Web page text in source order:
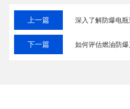
上一篇 深入了解防爆电
下一篇 如何评估燃油防